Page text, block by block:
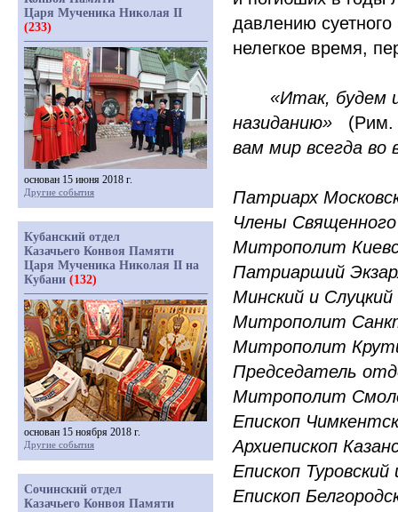
давлению
нелегкое время,
«Итак, будем
назиданию»
(
вам мир всегда во
Патриарх
Члены
Митрополит
Патриарший
Минский и
Митрополит
Митрополит
Председатель
Митрополит
Епископ
Архиепископ
Епископ
Епископ
Царя Мученика Николая II
(233)
основан 15 июня 2018 г.
Другие события
Кубанский отдел
Казачьего Конвоя Памяти
Царя Мученика Николая II на
Кубани (132)
основан 15 ноября 2018 г.
Другие события
Сочинский отдел
Казачьего Конвоя Памяти